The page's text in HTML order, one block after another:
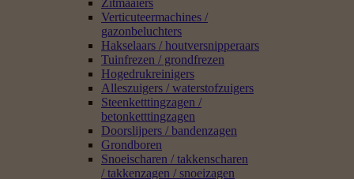
Zitmaaiers
Verticuteermachines /
gazonbeluchters
Hakselaars / houtversnipperaars
Tuinfrezen / grondfrezen
Hogedrukreinigers
Alleszuigers / waterstofzuigers
Steenketttingzagen /
betonketttingzagen
Doorslijpers / bandenzagen
Grondboren
Snoeischaren / takkenscharen
/ takkenzagen / snoeizagen